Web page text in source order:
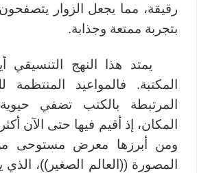
رقيقة، مما يجعل الزوار
بتجربة ممتعة وجذابة.
يمتد هذا النهج التنسيقي
المكتبة. فالمواعيد المنتظمة
المرتبطة بالكتب تضفي
المكان، إذ أقيم فيها حتى الآن
ومن أبرزها معرض مستوحى
المصورة ((العالم الصغير))،